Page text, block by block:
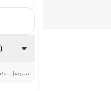
سنرسل لك